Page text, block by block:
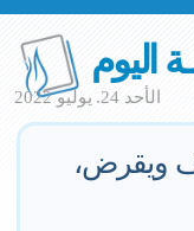
اليوم
الأحد 24. يوليو 2022
ويقرض،